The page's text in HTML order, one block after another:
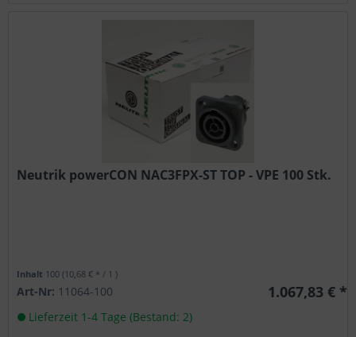
Neutrik powerCON NAC3FPX-ST TOP - VPE 100 Stk.
Inhalt 100(10,68 € * / 1 )
Art-Nr: 11064-100 1.067,83 € *
Lieferzeit 1-4 Tage (Bestand: 2)